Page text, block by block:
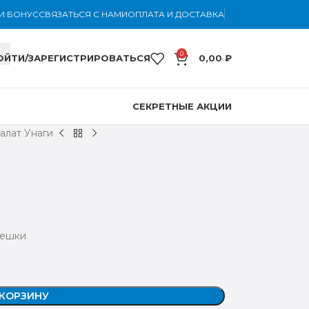
БОНУССВЯЗАТЬСЯ С НАМИОПЛАТА И ДОСТАВКА
ЗАРЕГИСТРИРОВАТЬСЯ 0 0,00 ₽
СЕКРЕТНЫЕ АКЦИИ
Унаги